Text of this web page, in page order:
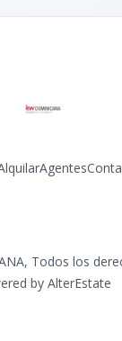
Agentes
, Todos los
by AlterEstate